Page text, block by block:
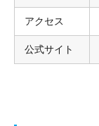
アクセス
公式サイト